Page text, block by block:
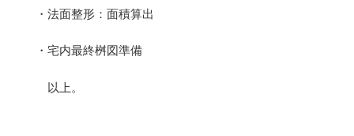
・法面整形：面積算出
・宅内最終桝図準備
以上。